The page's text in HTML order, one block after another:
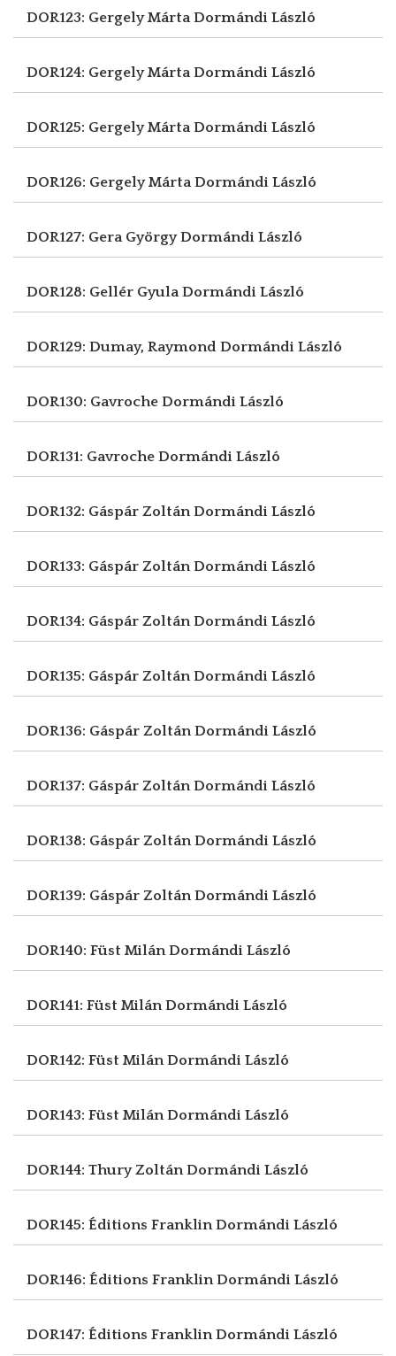
DOR123: Gergely MártaDormándi László
DOR124: Gergely MártaDormándi László
DOR125: Gergely MártaDormándi László
DOR126: Gergely MártaDormándi László
DOR127: Gera GyörgyDormándi László
DOR128: Gellér GyulaDormándi László
DOR129: Dumay, Raymond Dormándi László
DOR130: Gavroche Dormándi László
DOR131: Gavroche Dormándi László
DOR132: Gáspár ZoltánDormándi László
DOR133: Gáspár ZoltánDormándi László
DOR134: Gáspár ZoltánDormándi László
DOR135: Gáspár ZoltánDormándi László
DOR136: Gáspár ZoltánDormándi László
DOR137: Gáspár ZoltánDormándi László
DOR138: Gáspár ZoltánDormándi László
DOR139: Gáspár ZoltánDormándi László
DOR140: Füst MilánDormándi László
DOR141: Füst MilánDormándi László
DOR142: Füst MilánDormándi László
DOR143: Füst MilánDormándi László
DOR144: Thury ZoltánDormándi László
DOR145: Éditions FranklinDormándi László
DOR146: Éditions FranklinDormándi László
DOR147: Éditions FranklinDormándi László